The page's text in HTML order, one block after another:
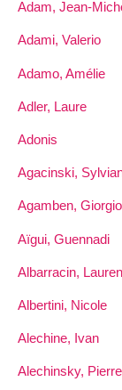
Adam, Jean-
Adami, Valerio
Adamo, Amélie
Adler, Laure
Adonis
Agacinski,
Agamben, Giorgio
Aïgui, Guennadi
Albarracin,
Albertini, Nicole
Alechine, Ivan
Alechinsky, Pierre